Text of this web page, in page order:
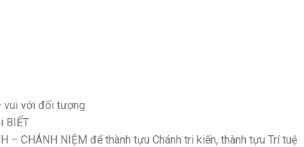
vui với đối tượng
BIẾT
– CHÁNH NIỆM để thành tựu Chánh tri kiến, thành tựu Trí tuệ